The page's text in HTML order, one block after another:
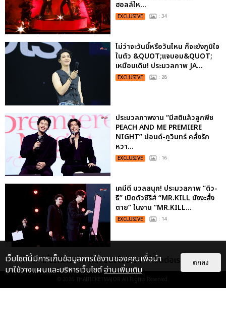
ฮอลล์ให...
EXCLUSIVE : 34
ไม่ว่าจะวันนี้หรือวันไหน ก็จะยังภูมิใจ
ในตัว &QUOT;แจบอม&QUOT;
เหมือนเดิม! ประมวลภาพ JA...
EXCLUSIVE : 28
ประมวลภาพงาน “มีสติแล้วลูกพีช
PEACH AND ME PREMIERE
NIGHT” ปอนด์-ภูวินทร์ คลั่งรัก
หวา...
EXCLUSIVE : 16
เคมีดี มวลสนุก! ประมวลภาพ “ดิว-
ธี” เปิดตัวซีรีส์ “MR.KILL มังงะสั่ง
ตาย” ในงาน “MR.KILL...
EXCLUSIVE : 14
ประมวลภาพค่ำคืนแห่งความทรงจำ
ของ ITZY และมิดจีไทย ในวันที่
หัวใจส่องสว่างไปพร้อมกัน
EXCLUSIVE : 11
เกี่ยวกับเรา ติดต่อลงโฆษณา ติดต่อเรา
© 2026 THAITICKETMAJOR All Rights Reserved.
เว็บไซต์นี้มีการเก็บข้อมูลการใช้งานของคุณเพื่อนำ
มาใช้วางแผนและบริหารเว็บไซต์อ่านเพิ่มเติม
ตกลง